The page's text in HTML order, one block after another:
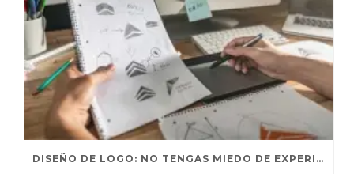
DISEÑO DE LOGO: NO TENGAS MIEDO DE EXPERIMENTAR